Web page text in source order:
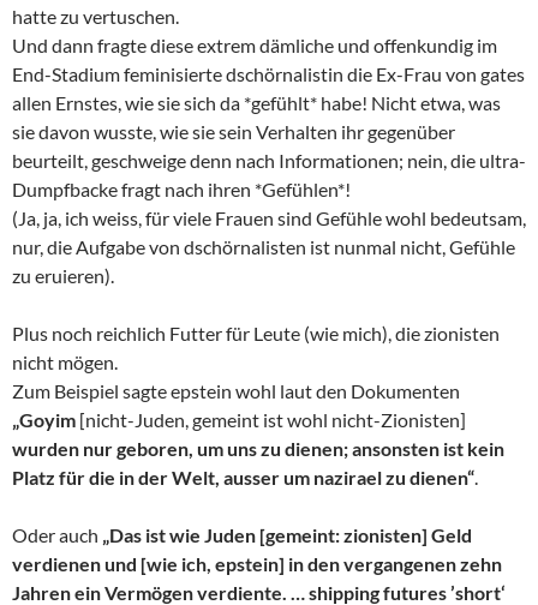
hatte zu vertuschen.
Und dann fragte diese extrem dämliche und offenkundig im
End-Stadium feminisierte dschörnalistin die Ex-Frau von gates
allen Ernstes, wie sie sich da *gefühlt* habe! Nicht etwa, was
sie davon wusste, wie sie sein Verhalten ihr gegenüber
beurteilt, geschweige denn nach Informationen; nein, die ultra-
Dumpfbacke fragt nach ihren *Gefühlen*!
(Ja, ja, ich weiss, für viele Frauen sind Gefühle wohl bedeutsam,
nur, die Aufgabe von dschörnalisten ist nunmal nicht, Gefühle
zu eruieren).
Plus noch reichlich Futter für Leute (wie mich), die zionisten
nicht mögen.
Zum Beispiel sagte epstein wohl laut den Dokumenten
„Goyim [nicht-Juden, gemeint ist wohl nicht-Zionisten]
wurden nur geboren, um uns zu dienen; ansonsten ist kein
Platz für die in der Welt, ausser um nazirael zu dienen“.
Oder auch „Das ist wie Juden [gemeint: zionisten] Geld
verdienen und [wie ich, epstein] in den vergangenen zehn
Jahren ein Vermögen verdiente. … shipping futures ’short‘